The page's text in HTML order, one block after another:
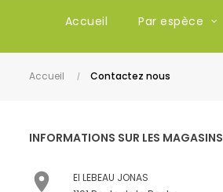
Accueil Par espèce
Accueil Contactez nous
INFORMATIONS SUR LES MAGASINS

EI LEBEAU JONAS